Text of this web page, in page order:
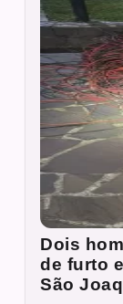
Dois
de furto
São